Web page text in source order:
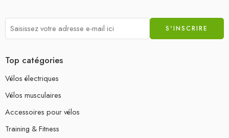
Top catégories
Vélos électriques
Vélos musculaires
Accessoires pour vélos
Training & Fitness